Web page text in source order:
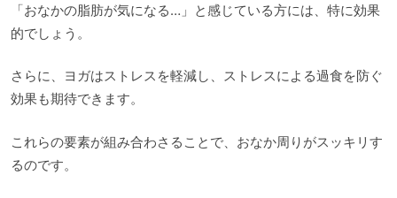
「おなかの脂肪が気になる…」と感じている方には、特に効果
的でしょう。
さらに、ヨガはストレスを軽減し、ストレスによる過食を防ぐ
効果も期待できます。
これらの要素が組み合わさることで、おなか周りがスッキリす
るのです。